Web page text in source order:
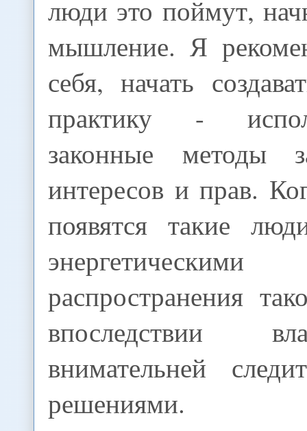
люди это поймут,
мышление. Я
себя, начать
практику -
законные методы
интересов и прав.
появятся такие
распространения
впоследствии
внимательней
решениями.